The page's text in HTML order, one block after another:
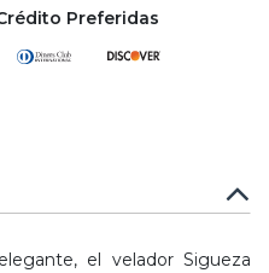
Preferidas
el velador Sigueza